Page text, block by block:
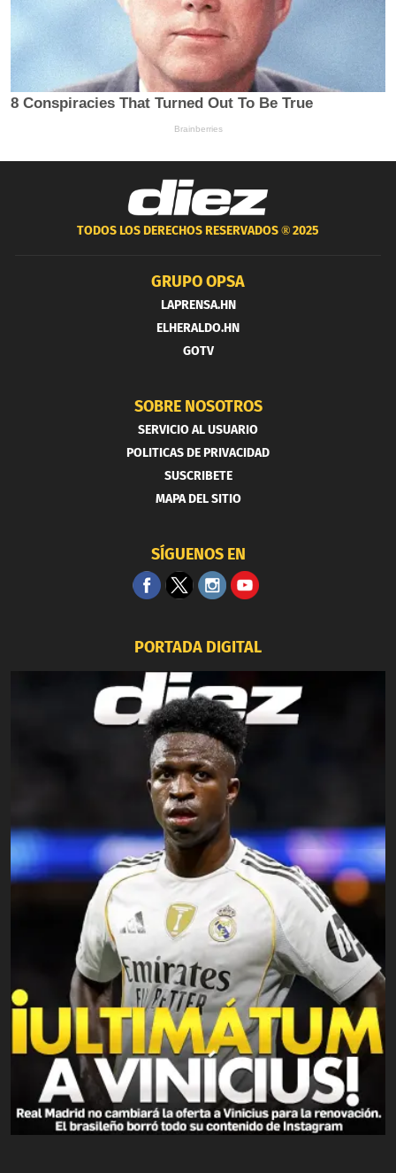
TODOS LOS DERECHOS RESERVADOS ®2025
GRUPO OPSA
LAPRENSA.HN
ELHERALDO.HN
GOTV
SOBRE NOSOTROS
SERVICIO AL USUARIO
POLITICAS DE PRIVACIDAD
SUSCRIBETE
MAPA DEL SITIO
SÍGUENOS EN
PORTADA DIGITAL